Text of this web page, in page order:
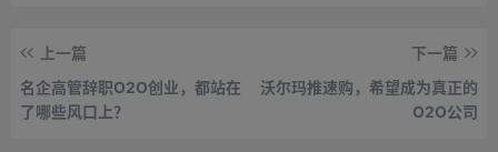
上一篇
名企高管辞职O2O创业，都站在
了哪些风口上？
下一篇
沃尔玛推速购，希望成为真正的
O2O公司